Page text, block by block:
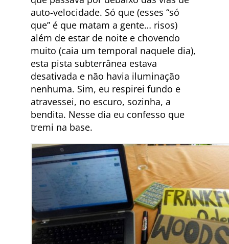
auto-velocidade. Só que (esses “só
que” é que matam a gente… risos)
além de estar de noite e chovendo
muito (caia um temporal naquele dia),
esta pista subterrânea estava
desativada e não havia iluminação
nenhuma. Sim, eu respirei fundo e
atravessei, no escuro, sozinha, a
bendita. Nesse dia eu confesso que
tremi na base.